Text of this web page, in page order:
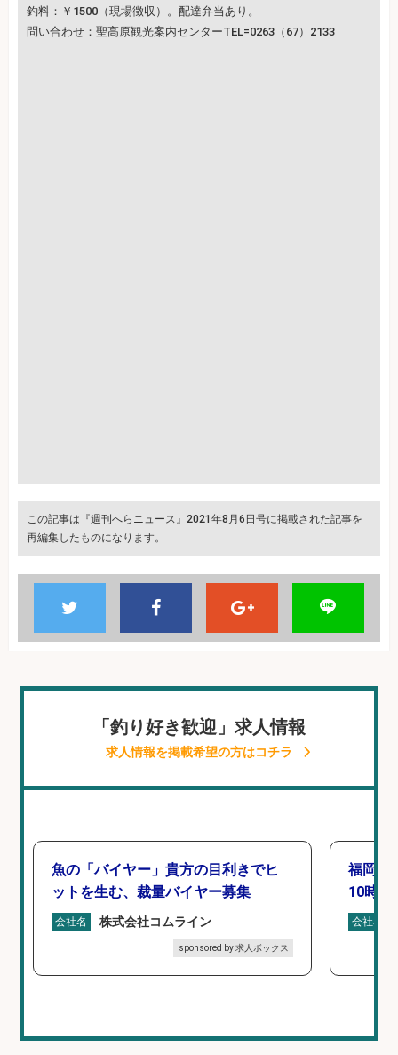
釣料：￥1500（現場徴収）。配達弁当あり。
問い合わせ：聖高原観光案内センターTEL=0263（67）2133
この記事は『週刊へらニュース』2021年8月6日号に掲載された記事を
再編集したものになります。
「釣り好き歓迎」求人情報
求人情報を掲載希望の方はコチラ
魚の「バイヤー」貴方の目利きでヒ
ットを生む、裁量バイヤー募集
会社名 株式会社コムライン
sponsored by 求人ボックス
福岡「
10時間
会社名